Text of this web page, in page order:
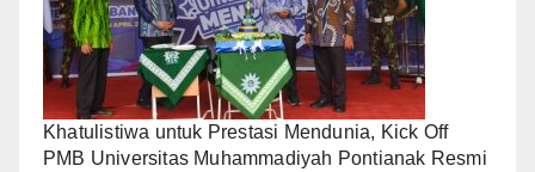
Khatulistiwa untuk Prestasi Mendunia, Kick Off
PMB Universitas Muhammadiyah Pontianak Resmi